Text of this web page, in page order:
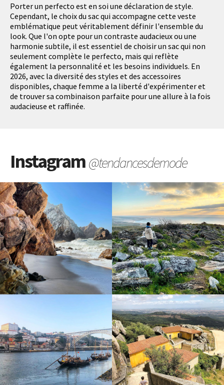
Porter un perfecto est en soi une déclaration de style.
Cependant, le choix du sac qui accompagne cette veste
emblématique peut véritablement définir l'ensemble du
look. Que l'on opte pour un contraste audacieux ou une
harmonie subtile, il est essentiel de choisir un sac qui non
seulement complète le perfecto, mais qui reflète
également la personnalité et les besoins individuels. En
2026, avec la diversité des styles et des accessoires
disponibles, chaque femme a la liberté d'expérimenter et
de trouver sa combinaison parfaite pour une allure à la fois
audacieuse et raffinée.
Instagram@tendancesdemode